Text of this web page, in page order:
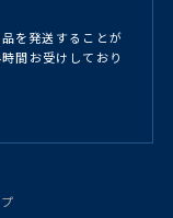
を発送することが
間お受けしており